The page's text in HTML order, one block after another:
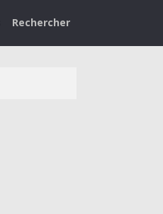
Rechercher